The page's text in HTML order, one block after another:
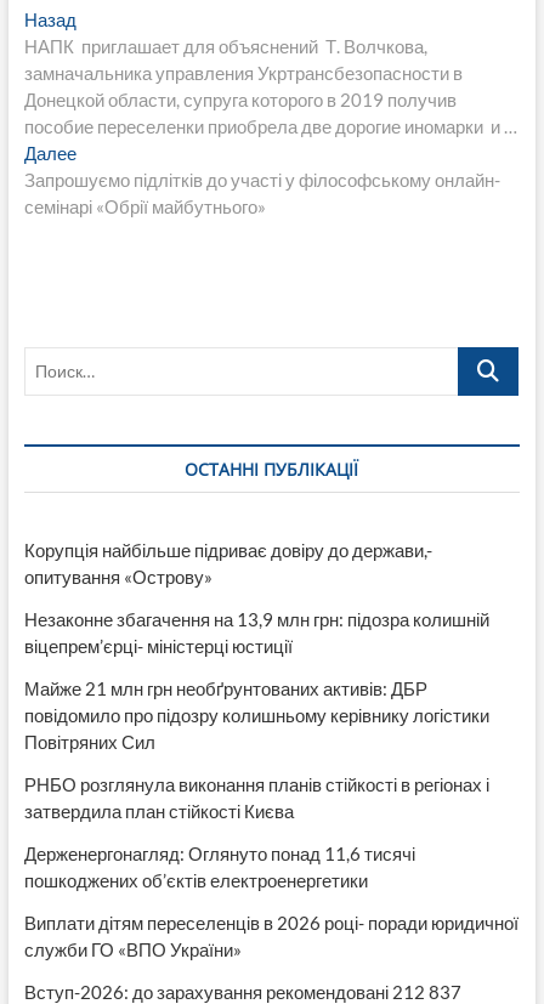
Навигация
по
записям
НазадПредыдущая
запись:
НАПК приглашает для объяснений Т. Волчкова,
замначальника управления Укртрансбезопасности в
Донецкой области, супруга которого в 2019 получив
пособие переселенки приобрела две дорогие иномарки и …
ДалееСледующая
запись:
Запрошуємо підлітків до участі у філософському онлайн-
семінарі «‎Обрії майбутнього»
Поиск…
ОСТАННІ ПУБЛІКАЦІЇ
Корупція найбільше підриває довіру до держави,-
опитування «Острову»
Незаконне збагачення на 13,9 млн грн: підозра колишній
віцепрем’єрці- міністерці юстиції
Майже 21 млн грн необґрунтованих активів: ДБР
повідомило про підозру колишньому керівнику логістики
Повітряних Сил
РНБО розглянула виконання планів стійкості в регіонах і
затвердила план стійкості Києва
Держенергонагляд: Оглянуто понад 11,6 тисячі
пошкоджених об’єктів електроенергетики
Виплати дітям переселенців в 2026 році- поради юридичної
служби ГО «ВПО України»
Вступ-2026: до зарахування рекомендовані 212 837